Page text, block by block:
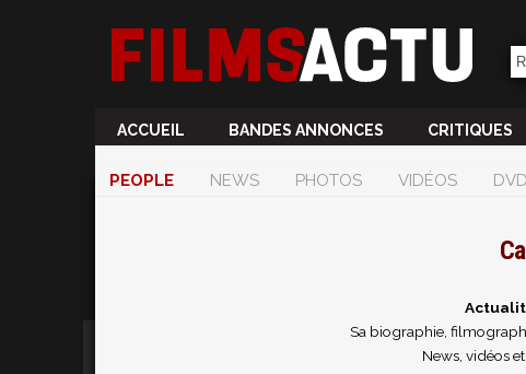
ACCUEIL BANDES ANNONCES CRITIQUES
PEOPLE NEWS PHOTOS VIDÉOS
Sa biographie,
News, vidéos